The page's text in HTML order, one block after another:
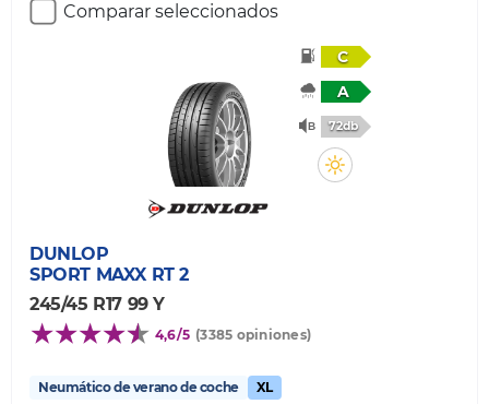
Comparar seleccionados
C
A
72db
DUNLOP
SPORT MAXX RT 2
245/45 R17 99 Y
4,6/5 (3385 opiniones)
Neumático de verano de coche XL